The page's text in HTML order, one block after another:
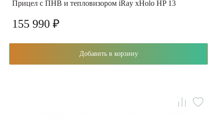
Прицел с ПНВ и тепловизором iRay xHolo HP 13
155 990 ₽
Добавить в корзину